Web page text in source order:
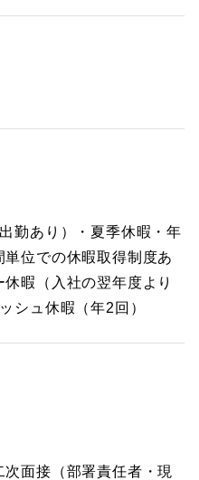
勤あり）・夏季休暇・年
位での休暇取得制度あ
暇（入社の翌年度より
シュ休暇（年2回）
面接（部署責任者・現